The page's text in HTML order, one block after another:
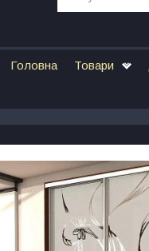
Головна Товари